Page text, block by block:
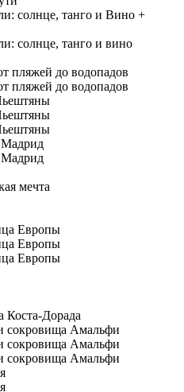
cолнце, танго и Вино +
солнце, танго и вино
пляжей до водопадов
пляжей до водопадов
мечта
Европы
Европы
Европы
Дорада
сокровища Амальфи
сокровища Амальфи
сокровища Амальфи